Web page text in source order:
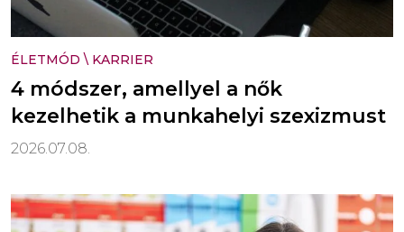
ÉLETMÓD \ KARRIER
4 módszer, amellyel a nők
kezelhetik a munkahelyi szexizmust
2026.07.08.